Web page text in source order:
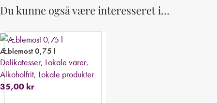
Du kunne også være interesseret i…
Æblemost 0,75 l
Delikatesser, Lokale varer,
Alkoholfrit, Lokale produkter
35,00 kr